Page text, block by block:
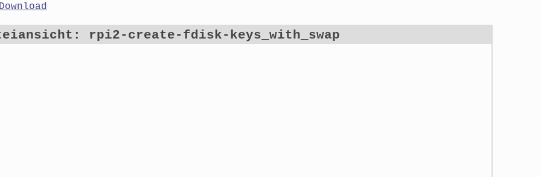
Download
rpi2-create-fdisk-keys_with_swap